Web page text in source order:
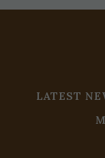
LATEST